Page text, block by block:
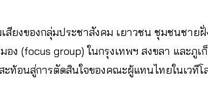
สียงของกลุ่มประชาสังคม เยาวชน ชุมชนชาย
อง (focus group) ในกรุงเทพฯ สงขลา และภูเ
ะท้อนสู่การตัดสินใจของคณะผู้แทนไทยในเวทีโ